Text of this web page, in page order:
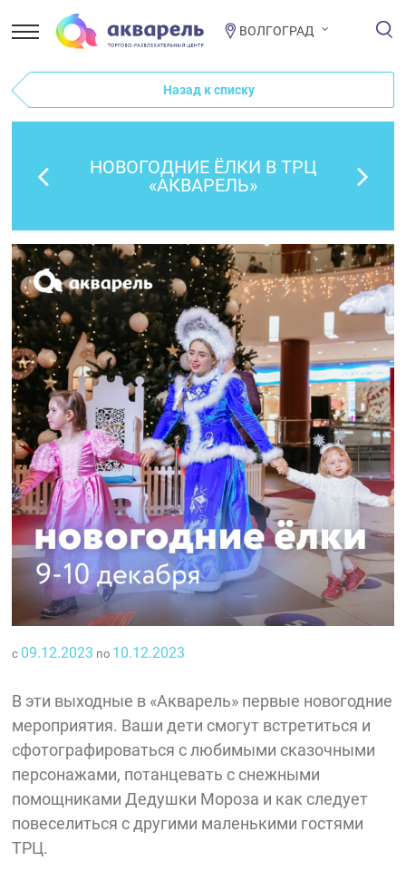
ВОЛГОГРАД
Назад к списку
НОВОГОДНИЕ ЁЛКИ В ТРЦ
«АКВАРЕЛЬ»
с 09.12.2023 по 10.12.2023
В эти выходные в «Акварель» первые новогодние
мероприятия. Ваши дети смогут встретиться и
сфотографироваться с любимыми сказочными
персонажами, потанцевать с снежными
помощниками Дедушки Мороза и как следует
повеселиться с другими маленькими гостями
ТРЦ.